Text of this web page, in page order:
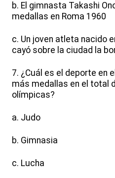
b. El gimnasta Takashi
medallas en Roma 1960
c. Un joven atleta nacido
cayó sobre la ciudad la
7. ¿Cuál es el deporte en
más medallas en el total
olímpicas?
a. Judo
b. Gimnasia
c. Lucha